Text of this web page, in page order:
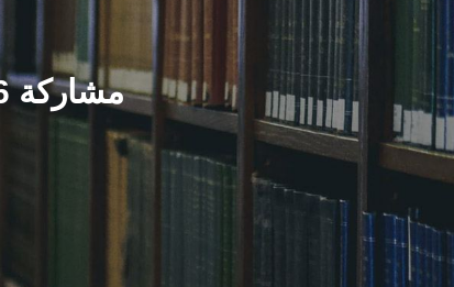
مشاركة 36 فريقًا بكأس الكرة الخماسية بحاسبات عين شمس